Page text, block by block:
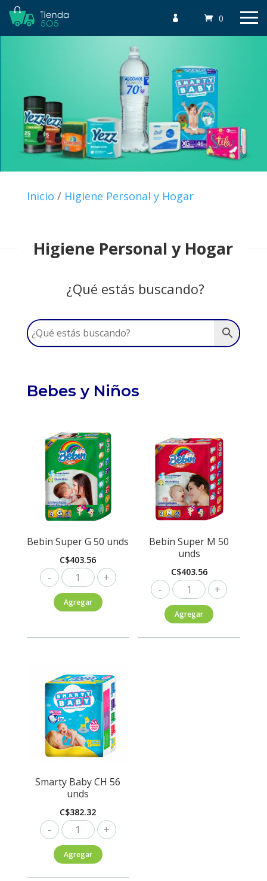
 0
Inicio / Higiene Personal y Hogar
Higiene Personal y Hogar
¿Qué estás buscando?
Bebes y Niños
Bebin Super G 50 unds
C$403.56
Bebin
Super
G
unds
Agregar
Bebin Super M 50
unds
C$403.56
Bebin
Super
M
Agregar
Smarty Baby CH 56
unds
C$382.32
Smarty
Baby
CH
Agregar